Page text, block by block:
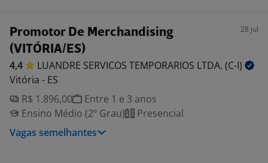
Promotor De Merchandising
(VITÓRIA/ES)
28 jul
4,4 LUANDRE SERVICOS TEMPORARIOS LTDA. (C-I)
Vitória - ES
R$ 1.896,00
Entre 1 e 3 anos
Ensino Médio (2º Grau)
Presencial
Vagas semelhantes